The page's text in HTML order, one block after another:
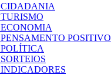
CIDADANIA
TURISMO
ECONOMIA
PENSAMENTO POSITIVO
POLÍTICA
SORTEIOS
INDICADORES